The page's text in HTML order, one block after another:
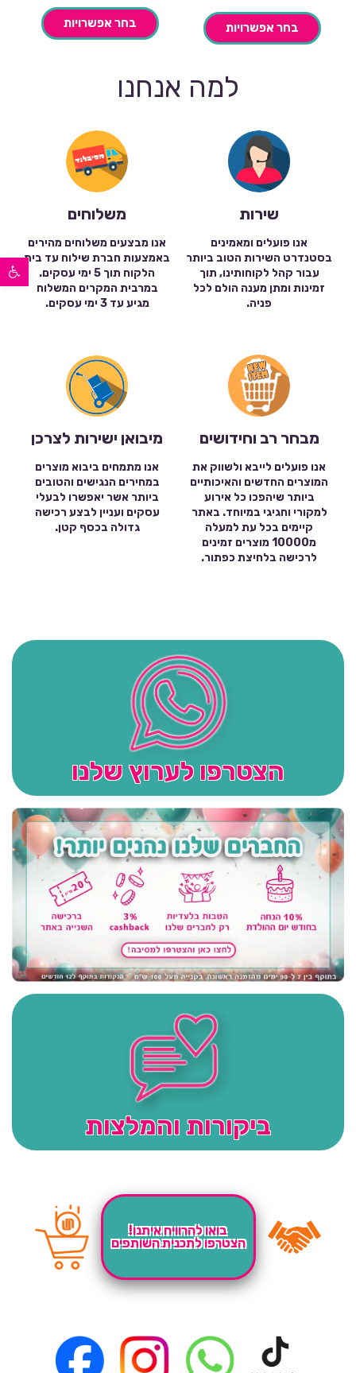
פתח סרגל נגישות
בחר אפשרויות בחר אפשרויות
למה אנחנו
שירות
אנו פועלים ומאמינים
בסטנדרט השירות הטוב ביותר
עבור קהל לקוחותינו, תוך
זמינות ומתן מענה הולם לכל
פניה.
משלוחים
אנו מבצעים משלוחים מהירים
באמצעות חברת שילוח עד בית
הלקוח תוך 5 ימי עסקים.
במרבית המקרים המשלוח
מגיע עד 3 ימי עסקים.
מבחר רב וחידושים
אנו פועלים לייבא ולשווק את
המוצרים החדשים והאיכותיים
ביותר שיהפכו כל אירוע
למקורי וחגיגי במיוחד. באתר
קיימים בכל עת למעלה
מ10000 מוצרים זמינים
לרכישה בלחיצת כפתור.
מיבואן ישירות לצרכן
אנו מתמחים ביבוא מוצרים
במחירים הנגישים והטובים
ביותר אשר יאפשרו לבעלי
עסקים ועניין לבצע רכישה
גדולה בכסף קטן.
הצטרפו לערוץ שלנו
ביקורות והמלצות
בואו להרוויח איתנו!
הצטרפו לתכנית השותפים